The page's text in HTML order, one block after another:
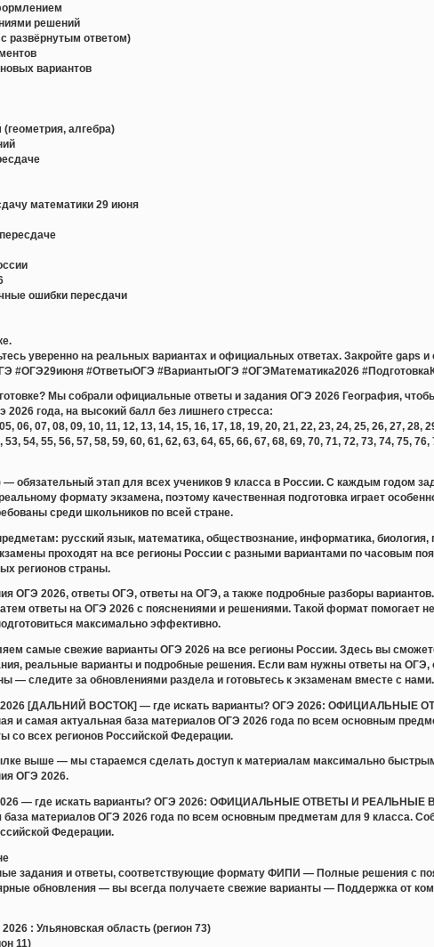
решений
развёрнутым ответом)
вариантов
алгебра)
математики 29 июня
ошибки пересдачи
уверенно на реальных вариантах и официальных ответах. Закройте gaps
#ОГЭ29июня #ОтветыОГЭ #ВариантыОГЭ #ОГЭМатематика2026
Мы собрали официальные ответы и задания ОГЭ 2026 География,
2026 года, на высокий балл без лишнего стресса:
07, 08, 09, 10, 11, 12, 13, 14, 15, 16, 17, 18, 19, 20, 21, 22, 23, 24, 25, 26, 27, 28,
54, 55, 56, 57, 58, 59, 60, 61, 62, 63, 64, 65, 66, 67, 68, 69, 70, 71, 72, 73, 74, 75,
обязательный этап для всех учеников 9 класса в России. С каждым годом
формату экзамена, поэтому качественная подготовка играет
среди школьников по всей стране.
русский язык, математика, обществознание, информатика, биология,
проходят на все регионы России с разными вариантами по часовым
регионов страны.
ОГЭ 2026, ответы ОГЭ, ответы на ОГЭ, а также подробные разборы
ответы на ОГЭ 2026 с пояснениями и решениями. Такой формат помогает
максимально эффективно.
самые свежие варианты ОГЭ 2026 на все регионы России. Здесь вы
реальные варианты и подробные решения. Если вам нужны ответы на
— следите за обновлениями раздела и готовьтесь к экзаменам вместе с нами.
2026 [ДАЛЬНИЙ ВОСТОК] — где искать варианты? ОГЭ 2026:
актуальная база материалов ОГЭ 2026 года по всем основным
всех регионов Российской Федерации.
выше — мы стараемся сделать доступ к материалам максимально
ОГЭ 2026.
2026 — где искать варианты? ОГЭ 2026: ОФИЦИАЛЬНЫЕ ОТВЕТЫ И
материалов ОГЭ 2026 года по всем основным предметам для 9 класса.
Федерации.
задания и ответы, соответствующие формату ФИПИ — Полные решения с
обновления — вы всегда получаете свежие варианты — Поддержка от
: Ульяновская область (регион 73)
11)